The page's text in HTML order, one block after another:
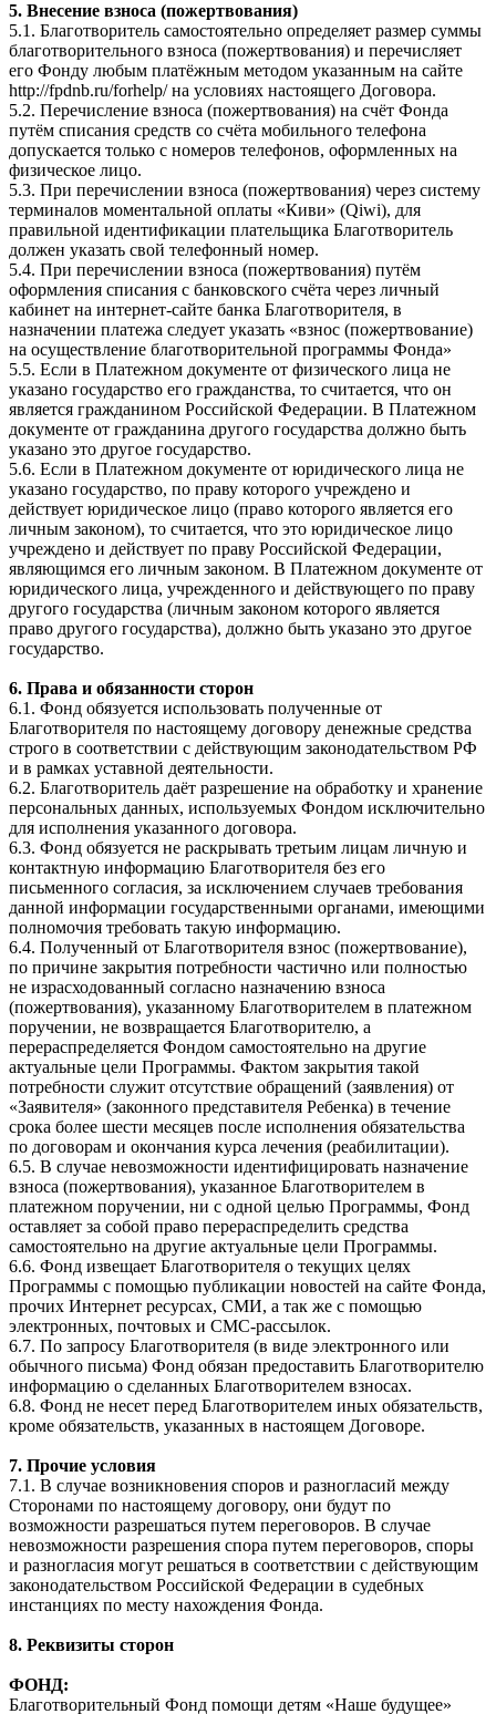
5. Внесение взноса (пожертвования)
5.1. Благотворитель самостоятельно определяет размер суммы
благотворительного взноса (пожертвования) и перечисляет
его Фонду любым платёжным методом указанным на сайте
http://fpdnb.ru/forhelp/ на условиях настоящего Договора.
5.2. Перечисление взноса (пожертвования) на счёт Фонда
путём списания средств со счёта мобильного телефона
допускается только с номеров телефонов, оформленных на
физическое лицо.
5.3. При перечислении взноса (пожертвования) через систему
терминалов моментальной оплаты «Киви» (Qiwi), для
правильной идентификации плательщика Благотворитель
должен указать свой телефонный номер.
5.4. При перечислении взноса (пожертвования) путём
оформления списания с банковского счёта через личный
кабинет на интернет-сайте банка Благотворителя, в
назначении платежа следует указать «взнос (пожертвование)
на осуществление благотворительной программы Фонда»
5.5. Если в Платежном документе от физического лица не
указано государство его гражданства, то считается, что он
является гражданином Российской Федерации. В Платежном
документе от гражданина другого государства должно быть
указано это другое государство.
5.6. Если в Платежном документе от юридического лица не
указано государство, по праву которого учреждено и
действует юридическое лицо (право которого является его
личным законом), то считается, что это юридическое лицо
учреждено и действует по праву Российской Федерации,
являющимся его личным законом. В Платежном документе от
юридического лица, учрежденного и действующего по праву
другого государства (личным законом которого является
право другого государства), должно быть указано это другое
государство.
6. Права и обязанности сторон
6.1. Фонд обязуется использовать полученные от
Благотворителя по настоящему договору денежные средства
строго в соответствии с действующим законодательством РФ
и в рамках уставной деятельности.
6.2. Благотворитель даёт разрешение на обработку и хранение
персональных данных, используемых Фондом исключительно
для исполнения указанного договора.
6.3. Фонд обязуется не раскрывать третьим лицам личную и
контактную информацию Благотворителя без его
письменного согласия, за исключением случаев требования
данной информации государственными органами, имеющими
полномочия требовать такую информацию.
6.4. Полученный от Благотворителя взнос (пожертвование),
по причине закрытия потребности частично или полностью
не израсходованный согласно назначению взноса
(пожертвования), указанному Благотворителем в платежном
поручении, не возвращается Благотворителю, а
перераспределяется Фондом самостоятельно на другие
актуальные цели Программы. Фактом закрытия такой
потребности служит отсутствие обращений (заявления) от
«Заявителя» (законного представителя Ребенка) в течение
срока более шести месяцев после исполнения обязательства
по договорам и окончания курса лечения (реабилитации).
6.5. В случае невозможности идентифицировать назначение
взноса (пожертвования), указанное Благотворителем в
платежном поручении, ни с одной целью Программы, Фонд
оставляет за собой право перераспределить средства
самостоятельно на другие актуальные цели Программы.
6.6. Фонд извещает Благотворителя о текущих целях
Программы с помощью публикации новостей на сайте Фонда,
прочих Интернет ресурсах, СМИ, а так же с помощью
электронных, почтовых и СМС-рассылок.
6.7. По запросу Благотворителя (в виде электронного или
обычного письма) Фонд обязан предоставить Благотворителю
информацию о сделанных Благотворителем взносах.
6.8. Фонд не несет перед Благотворителем иных обязательств,
кроме обязательств, указанных в настоящем Договоре.
7. Прочие условия
7.1. В случае возникновения споров и разногласий между
Сторонами по настоящему договору, они будут по
возможности разрешаться путем переговоров. В случае
невозможности разрешения спора путем переговоров, споры
и разногласия могут решаться в соответствии с действующим
законодательством Российской Федерации в судебных
инстанциях по месту нахождения Фонда.
8. Реквизиты сторон
ФОНД:
Благотворительный Фонд помощи детям «Наше будущее»